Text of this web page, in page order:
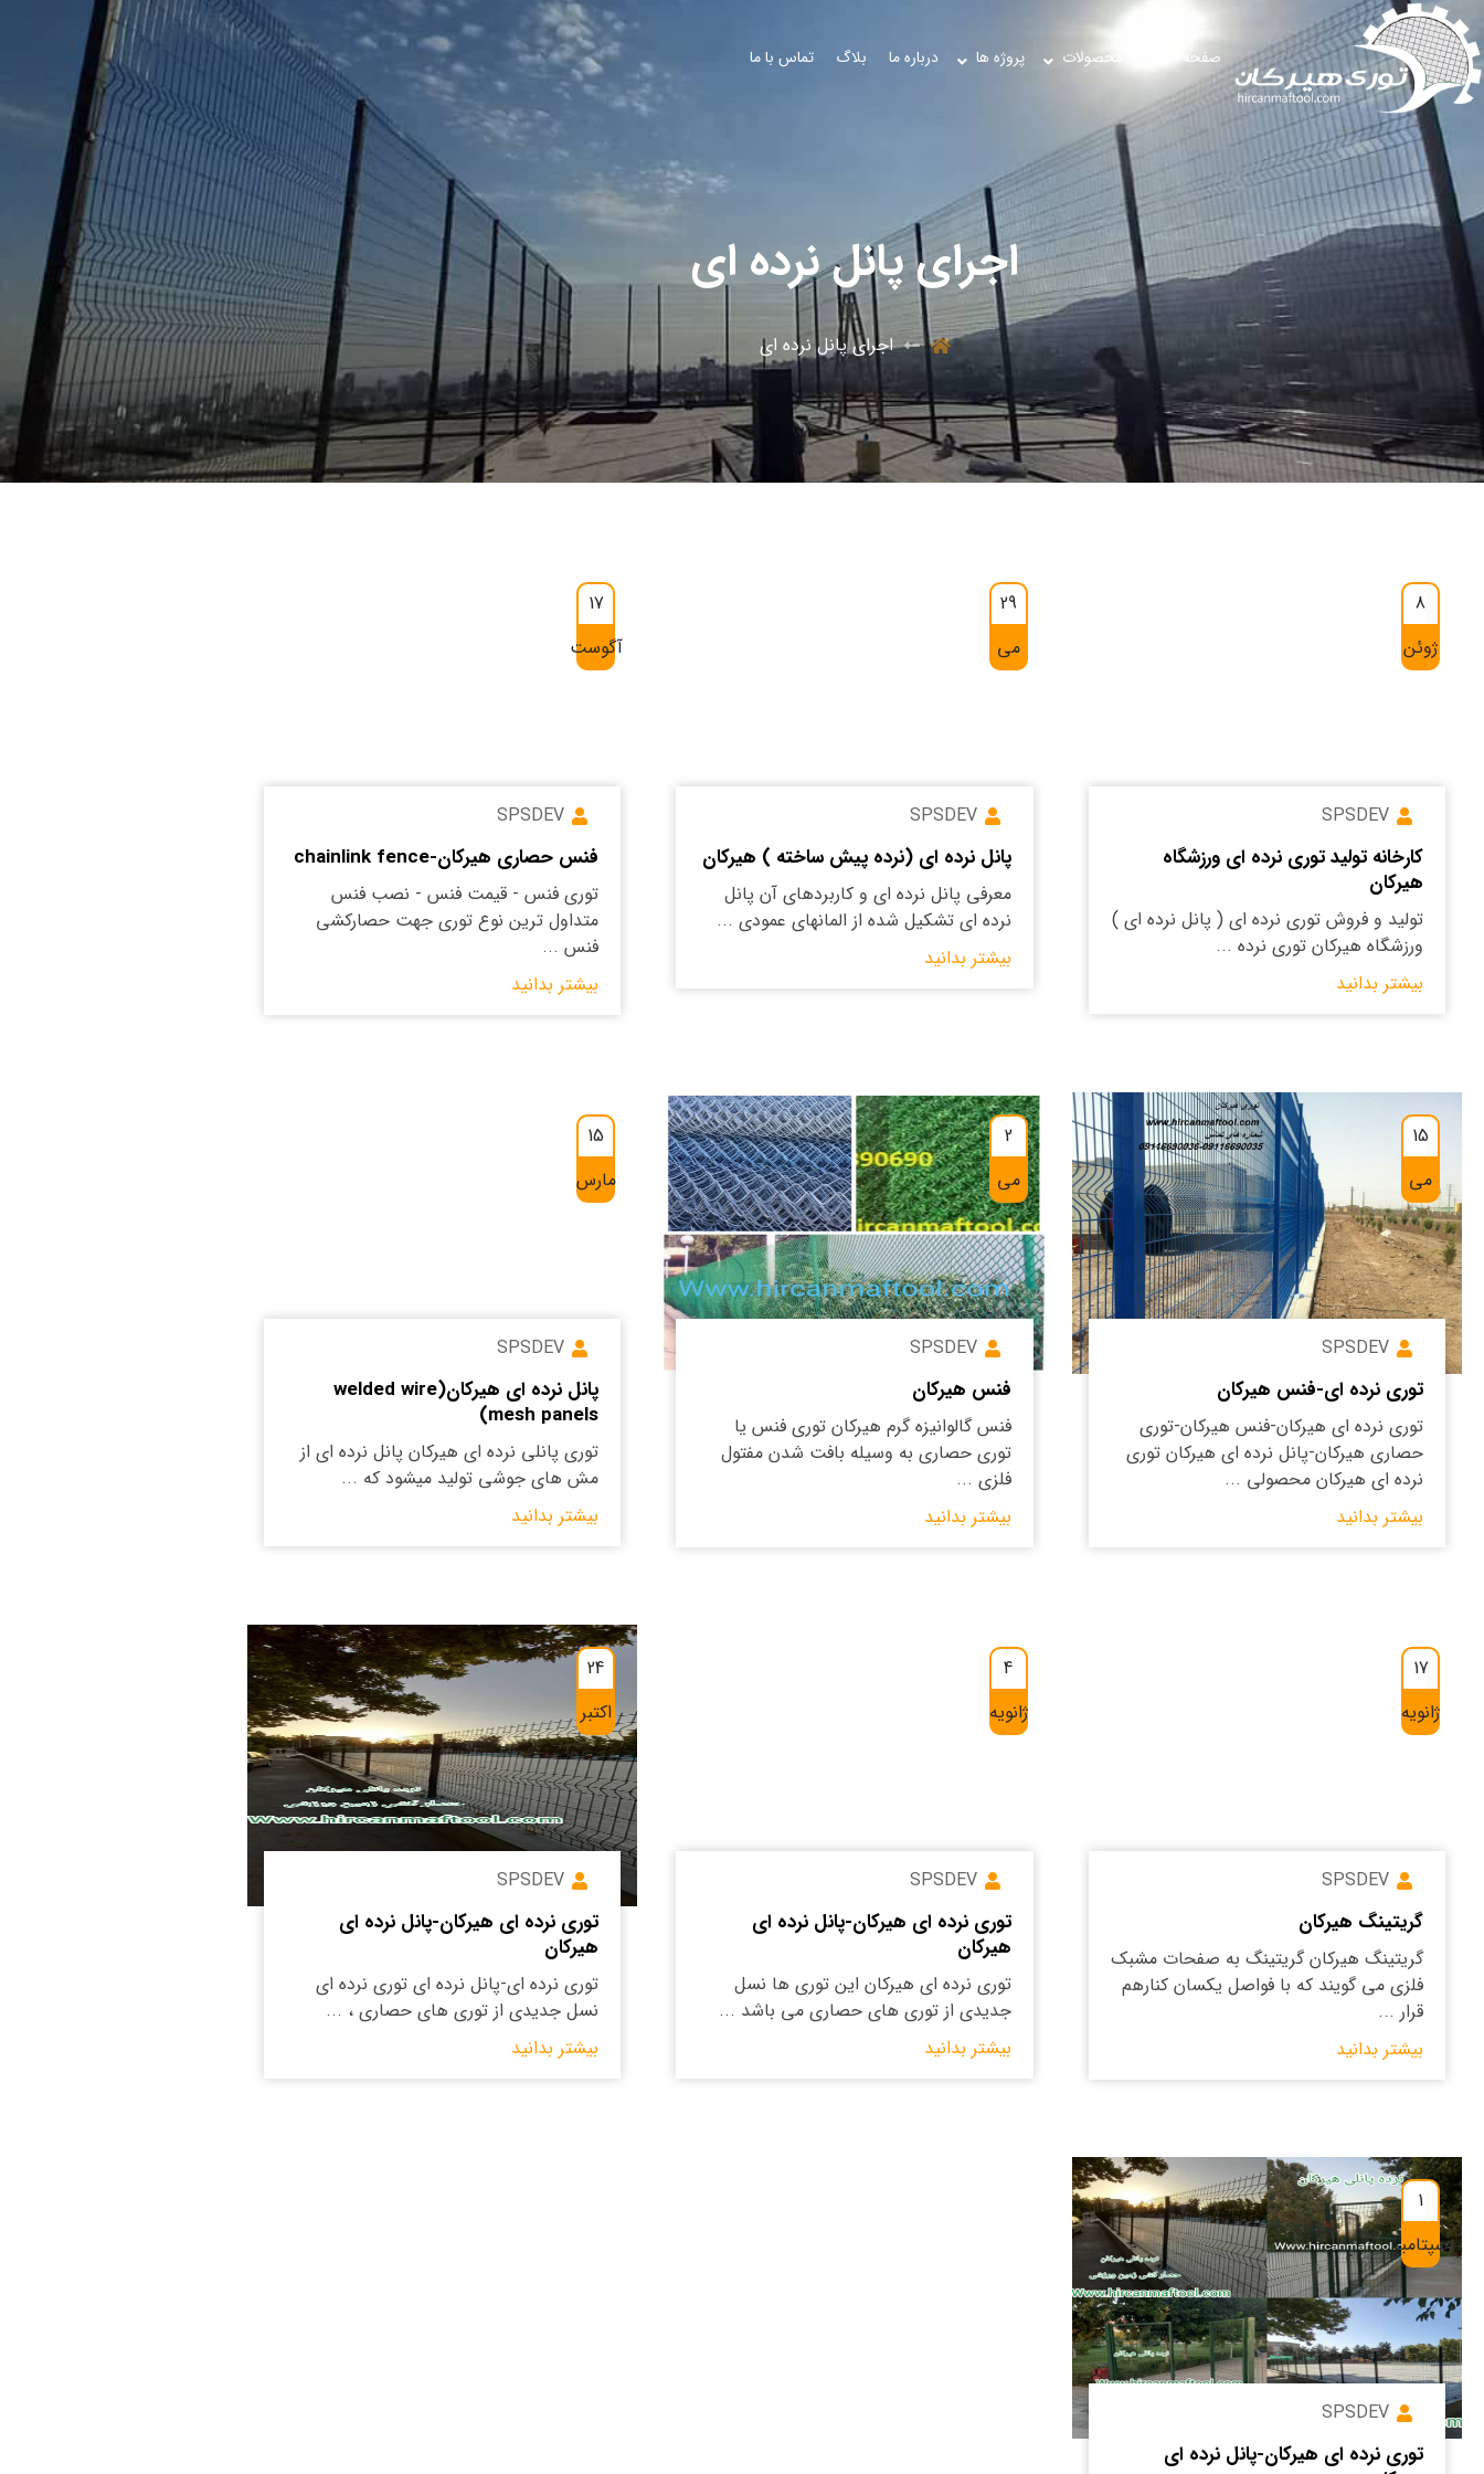
صفحه اصلی محصولات پروژه ها درباره ما بلاگ تماس با ما
اجرای پانل نرده ای
اجرای پانل نرده ای
8
ژوئن
SPSDEV
کارخانه تولید توری نرده ای ورزشگاه
هیرکان
تولید و فروش توری نرده ای ( پانل نرده ای )
ورزشگاه هیرکان توری نرده ...
بیشتر بدانید
29
می
SPSDEV
پانل نرده ای (نرده پیش ساخته ) هیرکان
معرفی پانل نرده ای و کاربردهای آن پانل
نرده ای تشکیل شده از المانهای عمودی ...
بیشتر بدانید
17
آگوست
SPSDEV
فنس حصاری هیرکان-chainlink fence
توری فنس - قیمت فنس - نصب فنس
متداول ترین نوع توری جهت حصارکشی
فنس ...
بیشتر بدانید
15
می
SPSDEV
توری نرده ای-فنس هیرکان
توری نرده ای هیرکان-فنس هیرکان-توری
حصاری هیرکان-پانل نرده ای هیرکان توری
نرده ای هیرکان محصولی ...
بیشتر بدانید
2
می
SPSDEV
فنس هیرکان
فنس گالوانیزه گرم هیرکان توری فنس یا
توری حصاری به وسیله بافت شدن مفتول
فلزی ...
بیشتر بدانید
15
مارس
SPSDEV
پانل نرده ای هیرکان(welded wire
mesh panels)
توری پانلی نرده ای هیرکان پانل نرده ای از
مش های جوشی تولید میشود که ...
بیشتر بدانید
17
ژانویه
SPSDEV
گریتینگ هیرکان
گریتینگ هیرکان گریتینگ به صفحات مشبک
فلزی می گویند که با فواصل یکسان کنارهم
قرار ...
بیشتر بدانید
4
ژانویه
SPSDEV
توری نرده ای هیرکان-پانل نرده ای
هیرکان
توری نرده ای هیرکان این توری ها نسل
جدیدی از توری های حصاری می باشد ...
بیشتر بدانید
24
اکتبر
SPSDEV
توری نرده ای هیرکان-پانل نرده ای
هیرکان
توری نرده ای-پانل نرده ای توری نرده ای
نسل جدیدی از توری های حصاری ، ...
بیشتر بدانید
1
سپتامبر
SPSDEV
توری نرده ای هیرکان-پانل نرده ای